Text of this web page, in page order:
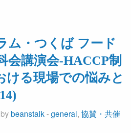
ム・つくば フード
会講演会-HACCP制
ける現場での悩みと
beanstalk-general, 協賛・共催